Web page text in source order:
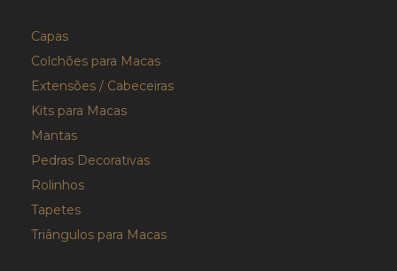
Capas
Colchões para Macas
Extensões / Cabeceiras
Kits para Macas
Mantas
Pedras Decorativas
Rolinhos
Tapetes
Triângulos para Macas